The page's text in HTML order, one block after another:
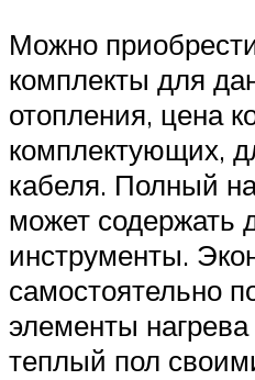
Можно
комплекты для
отопления, цена
комплектующих,
кабеля. Полный
может содержать
инструменты.
самостоятельно
элементы
теплый пол